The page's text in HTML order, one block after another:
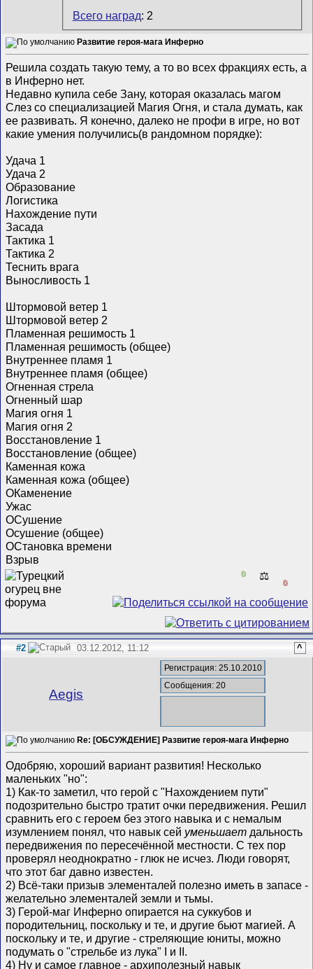
Всего наград: 2
Развитие героя-мага Инферно
Решила создать такую тему, а то во всех фракциях есть, а
в Инферно нет.
Недавно купила себе Зану, которая оказалась магом
Слез со специализацией Магия Огня, и стала думать, как
ее развивать. Я конечно, далеко не профи в игре, но вот
какие умения получились(в рандомном порядке):
Удача 1
Удача 2
Образование
Логистика
Нахождение пути
Засада
Тактика 1
Тактика 2
Теснить врага
Выносливость 1
Штормовой ветер 1
Штормовой ветер 2
Пламенная решимость 1
Пламенная решимость (общее)
Внутреннее пламя 1
Внутреннее пламя (общее)
Огненная стрела
Огненный шар
Магия огня 1
Магия огня 2
Восстановление 1
Восстановление (общее)
Каменная кожа
Каменная кожа (общее)
ОКаменение
Ужас
ОСушение
Осушение (общее)
ОСтановка времени
Взрыв
0 ⚖️
0
#2 03.12.2012, 11:12 ^
Aegis
Регистрация: 25.10.2010
Сообщения: 20
Re: [ОБСУЖДЕНИЕ] Развитие героя-мага Инферно
Одобряю, хороший вариант развития! Несколько
маленьких "но":
1) Как-то заметил, что герой с "Нахождением пути"
подозрительно быстро тратит очки передвижения. Решил
сравнить его с героем без этого навыка и с немалым
изумлением понял, что навык сей уменьшает дальность
передвижения по пересечённой местности. С тех пор
проверял неоднократно - глюк не исчез. Люди говорят,
что этот баг давно известен.
2) Всё-таки призыв элементалей полезно иметь в запасе -
желательно элементалей земли и тьмы.
3) Герой-маг Инферно опирается на суккубов и
породительниц, поскольку и те, и другие бьют магией. А
поскольку и те, и другие - стреляющие юниты, можно
подумать о "стрельбе из лука" I и II.
4) Ну и самое главное - архиполезный навык